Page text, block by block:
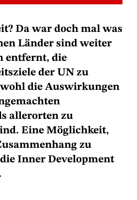
Da war doch mal was
Länder sind weiter
entfernt, die
der UN zu
die Auswirkungen
allerorten zu
Eine Möglichkeit,
zu
Inner Development